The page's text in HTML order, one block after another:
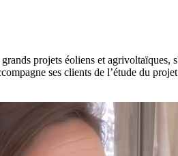
projets éoliens et
ses clients de l’étude du